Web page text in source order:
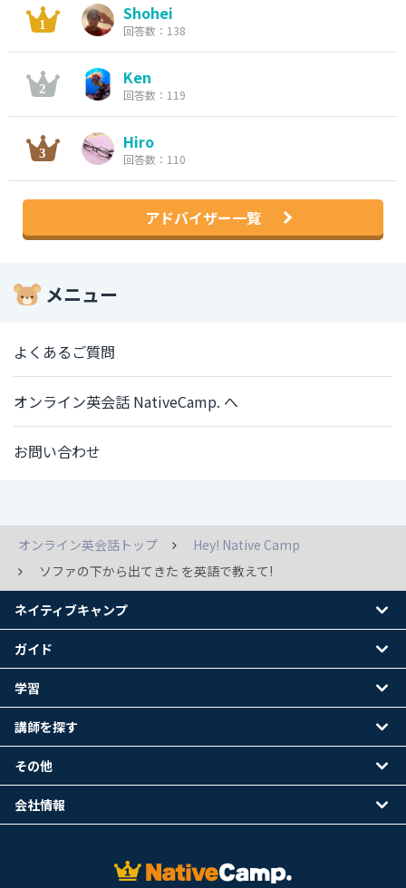
Shohei
回答数：138
Ken
回答数：119
Hiro
回答数：110
アドバイザー一覧
メニュー
よくあるご質問
オンライン英会話 NativeCamp. へ
お問い合わせ
オンライン英会話トップ
Hey! Native Camp
ソファの下から出てきた を英語で教えて!
ネイティブキャンプ
ガイド
学習
講師を探す
その他
会社情報